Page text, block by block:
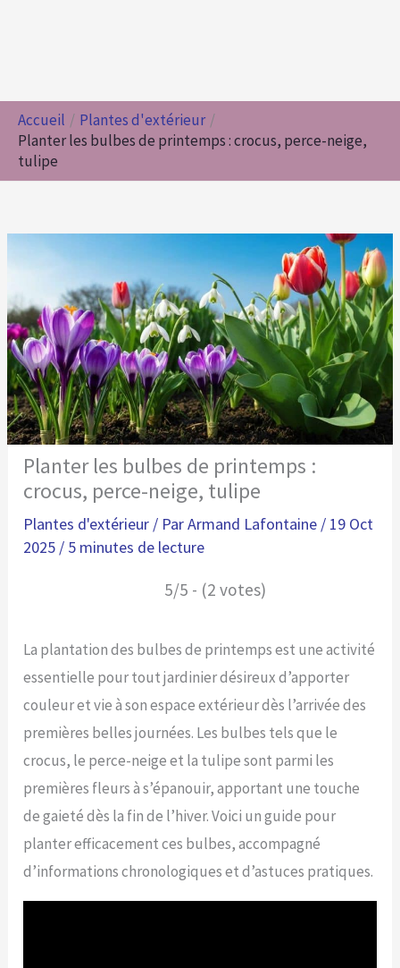
Accueil
Plantes d'extérieur
Planter les bulbes de printemps : crocus, perce-neige,
tulipe
Planter les bulbes de printemps :
crocus, perce-neige, tulipe
Plantes d'extérieur / ParArmand Lafontaine / 19 Oct
2025 / 5 minutes de lecture
5/5 - (2 votes)
La plantation des bulbes de printemps est une activité
essentielle pour tout jardinier désireux d’apporter
couleur et vie à son espace extérieur dès l’arrivée des
premières belles journées. Les bulbes tels que le
crocus, le perce-neige et la tulipe sont parmi les
premières fleurs à s’épanouir, apportant une touche
de gaieté dès la fin de l’hiver. Voici un guide pour
planter efficacement ces bulbes, accompagné
d’informations chronologiques et d’astuces pratiques.